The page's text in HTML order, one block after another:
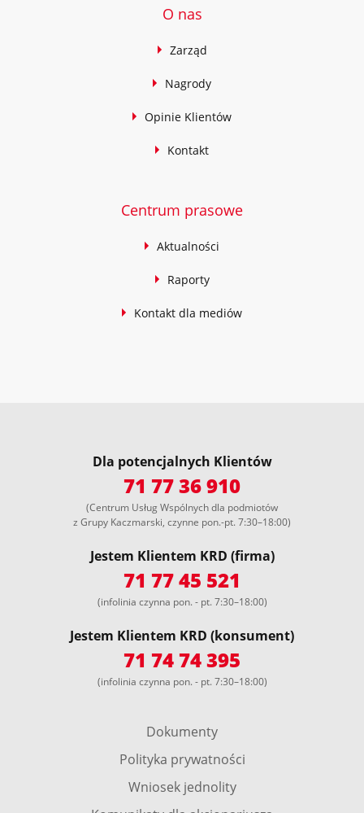
O nas
Zarząd
Nagrody
Opinie Klientów
Kontakt
Centrum prasowe
Aktualności
Raporty
Kontakt dla mediów
Dla potencjalnych Klientów
71 77 36 910
(Centrum Usług Wspólnych dla podmiotów
z Grupy Kaczmarski, czynne pon.-pt. 7:30–18:00)
Jestem Klientem KRD (firma)
71 77 45 521
(infolinia czynna pon. - pt. 7:30–18:00)
Jestem Klientem KRD (konsument)
71 74 74 395
(infolinia czynna pon. - pt. 7:30–18:00)
Dokumenty
Polityka prywatności
Wniosek jednolity